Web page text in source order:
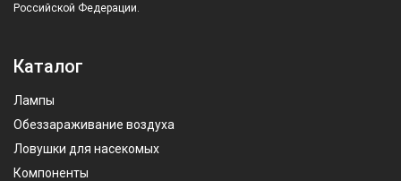
Российской Федерации.
Каталог
Лампы
Обеззараживание воздуха
Ловушки для насекомых
Компоненты